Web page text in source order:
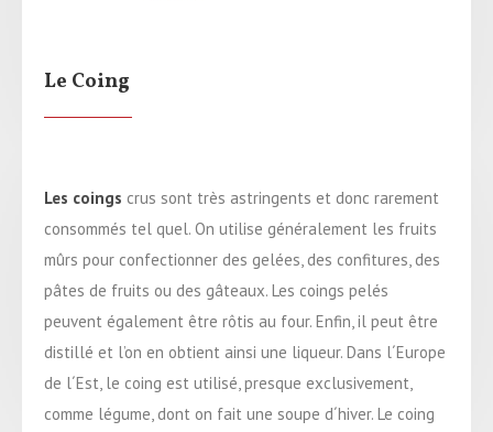
Le Coing
Les coings crus sont très astringents et donc rarement
consommés tel quel. On utilise généralement les fruits
mûrs pour confectionner des gelées, des confitures, des
pâtes de fruits ou des gâteaux. Les coings pelés
peuvent également être rôtis au four. Enfin, il peut être
distillé et l’on en obtient ainsi une liqueur. Dans l´Europe
de l´Est, le coing est utilisé, presque exclusivement,
comme légume, dont on fait une soupe d´hiver. Le coing